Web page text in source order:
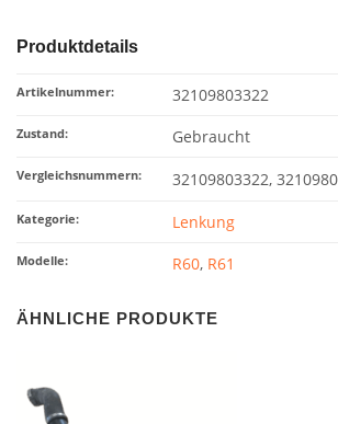
Produktdetails
Artikelnummer: 32109803322
Zustand: Gebraucht
Vergleichsnummern: 32109803322,
Kategorie: Lenkung
Modelle: R60, R61
ÄHNLICHE PRODUKTE